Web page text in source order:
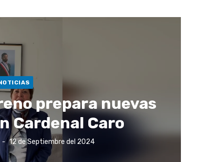
prepara nuevas
Cardenal Caro
Publicado
el
12 de Septiembre del 2024